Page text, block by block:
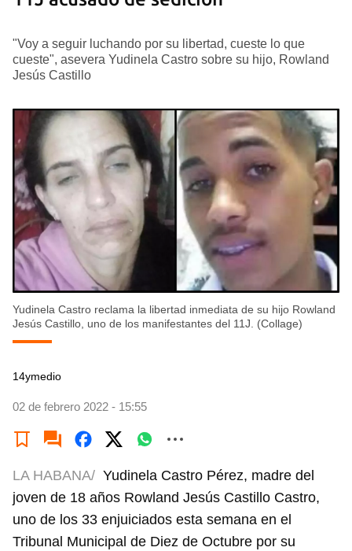
"Voy a seguir luchando por su libertad, cueste lo que
cueste", asevera Yudinela Castro sobre su hijo, Rowland
Jesús Castillo
Yudinela Castro reclama la libertad inmediata de su hijo Rowland
Jesús Castillo, uno de los manifestantes del 11J. (Collage)
14ymedio
02 de febrero 2022 - 15:55
LA HABANA/ Yudinela Castro Pérez, madre del
joven de 18 años Rowland Jesús Castillo Castro,
uno de los 33 enjuiciados esta semana en el
Tribunal Municipal de Diez de Octubre por su